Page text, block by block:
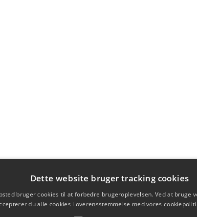
Dette website bruger tracking cookies
bruger cookies til at forbedre brugeroplevelsen. Ved at bruge
du alle cookies i overensstemmelse med vores